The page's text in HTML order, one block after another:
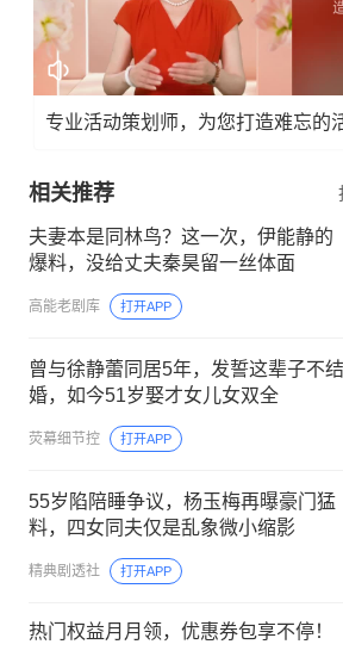
专业活动策划师，为您打造难忘的
相关推荐
夫妻本是同林鸟？这一次，伊能静的
爆料，没给丈夫秦昊留一丝体面
高能老剧库 打开APP
曾与徐静蕾同居5年，发誓这辈子不结
婚，如今51岁娶才女儿女双全
荧幕细节控 打开APP
55岁陷陪睡争议，杨玉梅再曝豪门猛
料，四女同夫仅是乱象微小缩影
精典剧透社 打开APP
热门权益月月领，优惠券包享不停！